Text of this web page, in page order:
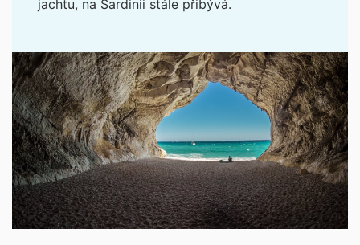
jachtu, na Sardinii stále přibývá.